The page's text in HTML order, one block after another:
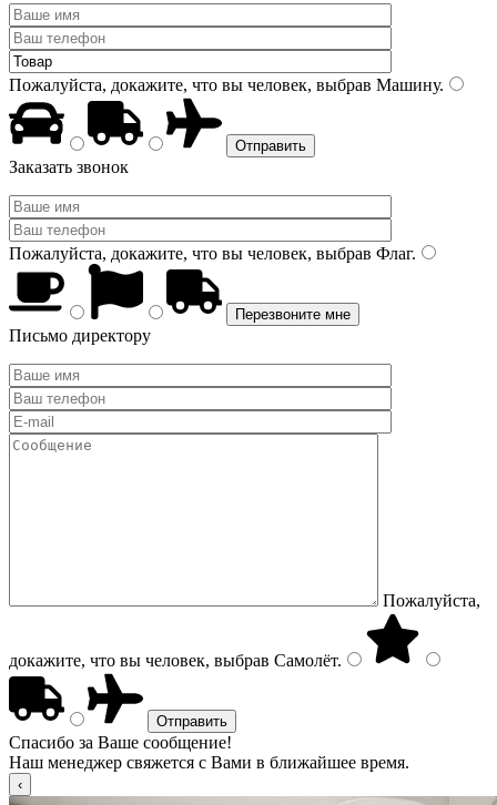
Пожалуйста, докажите, что вы человек, выбрав Машину.
Заказать звонок
Пожалуйста, докажите, что вы человек, выбрав Флаг.
Письмо директору
Пожалуйста,
докажите, что вы человек, выбрав Самолёт.
Спасибо за Ваше сообщение!
Наш менеджер свяжется с Вами в ближайшее время.